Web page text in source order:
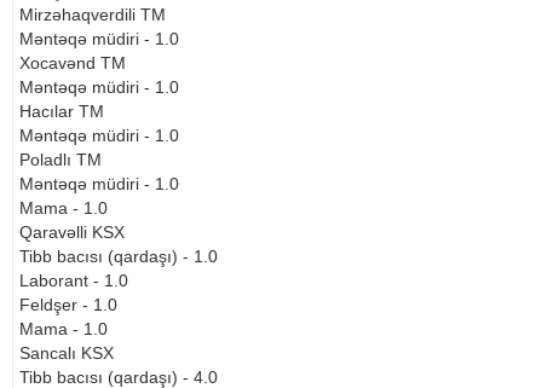
Mirzəhaqverdili TM
Məntəqə müdiri - 1.0
Xocavənd TM
Məntəqə müdiri - 1.0
Hacılar TM
Məntəqə müdiri - 1.0
Poladlı TM
Məntəqə müdiri - 1.0
Mama - 1.0
Qaravəlli KSX
Tibb bacısı (qardaşı) - 1.0
Laborant - 1.0
Feldşer - 1.0
Mama - 1.0
Sancalı KSX
Tibb bacısı (qardaşı) - 4.0